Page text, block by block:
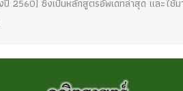
ปี 2560) ซึ่งเป็นหลักสูตรอัพเดทล่าสุด และใช้